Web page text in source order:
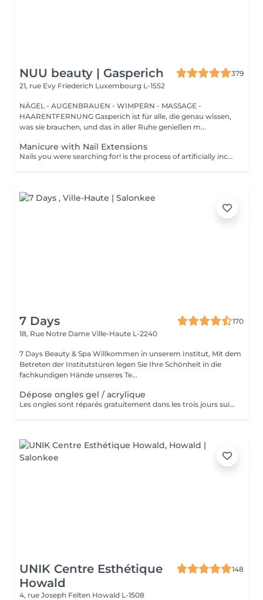
NUU beauty | Gasperich
379
21, rue Evy Friederich Luxembourg L-1552
NÄGEL - AUGENBRAUEN - WIMPERN - MASSAGE -
HAARENTFERNUNG Gasperich ist für alle, die genau wissen,
was sie brauchen, und das in aller Ruhe genießen m...
Manicure with Nail Extensions
Nails you were searching for! is the process of artificially increasing the length of the nail using polygel material in order to correct the defects of the natural nail delamination and weakness of the nail plate. Our masters do edged, hardware, or combined manicure. How is polygel extension done? - removal of old semi-permanent (if needed) - rough skin is removed - the shape of the nail plate is corrected - the cuticle and side ridges are corrected - polygel is applied - semi-permanent nail polish is applied - cuticle oil and hand cream are applied Age restrictions: recommended to do from 16 years. Post procedure recommendations: there are no post recommendations for this procedure. Frequency: once in 3 weeks.
7 Days
170
18, Rue Notre Dame Ville-Haute L-2240
7 Days Beauty & Spa Willkommen in unserem Institut, Mit dem
Betreten der Institutstüren legen Sie Ihre Schönheit in die
fachkundigen Hände unseres Te...
Dépose ongles gel / acrylique
Les ongles sont réparés gratuitement dans les trois jours suivant le service ! A partir du quatrième jour la prestation est payante.
UNIK Centre Esthétique
Howald
148
4, rue Joseph Felten Howald L-1508